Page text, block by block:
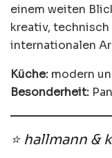
einem weiten
kreativ,
internationalen
Küche: modern
Besonderheit:
⭐ hallmann &